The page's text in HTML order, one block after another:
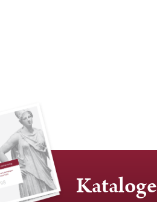
Kataloge